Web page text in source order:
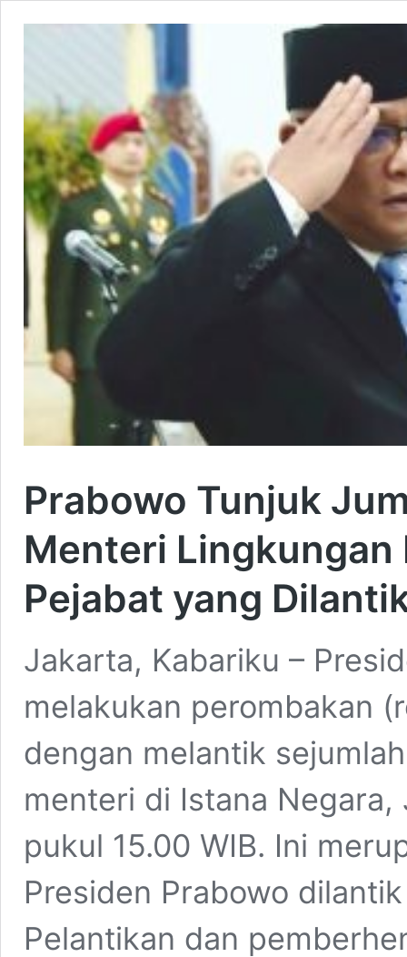
Prabowo Tunjuk
Menteri
Pejabat yang
Jakarta, Kabariku –
melakukan perombakan
dengan melantik
menteri di Istana
pukul 15.00 WIB. Ini
Presiden Prabowo
Pelantikan dan